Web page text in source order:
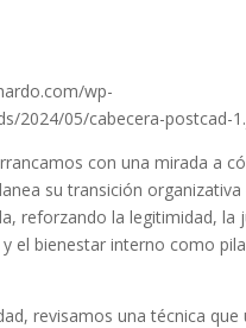
wp-
2024/05/cabecera-postcad-
con una mirada a
su transición organizativa
reforzando la legitimidad, la
el bienestar interno como
revisamos una técnica que